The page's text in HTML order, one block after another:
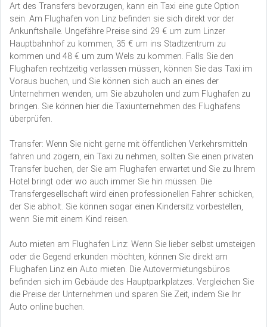
Art des Transfers bevorzugen, kann ein Taxi eine gute Option
sein. Am Flughafen von Linz befinden sie sich direkt vor der
Ankunftshalle. Ungefähre Preise sind 29 € um zum Linzer
Hauptbahnhof zu kommen, 35 € um ins Stadtzentrum zu
kommen und 48 € um zum Wels zu kommen. Falls Sie den
Flughafen rechtzeitig verlassen müssen, können Sie das Taxi im
Voraus buchen, und Sie können sich auch an eines der
Unternehmen wenden, um Sie abzuholen und zum Flughafen zu
bringen. Sie können hier die Taxiunternehmen des Flughafens
überprüfen.
Transfer: Wenn Sie nicht gerne mit öffentlichen Verkehrsmitteln
fahren und zögern, ein Taxi zu nehmen, sollten Sie einen privaten
Transfer buchen, der Sie am Flughafen erwartet und Sie zu Ihrem
Hotel bringt oder wo auch immer Sie hin müssen. Die
Transfergesellschaft wird einen professionellen Fahrer schicken,
der Sie abholt. Sie können sogar einen Kindersitz vorbestellen,
wenn Sie mit einem Kind reisen.
Auto mieten am Flughafen Linz: Wenn Sie lieber selbst umsteigen
oder die Gegend erkunden möchten, können Sie direkt am
Flughafen Linz ein Auto mieten. Die Autovermietungsbüros
befinden sich im Gebäude des Hauptparkplatzes. Vergleichen Sie
die Preise der Unternehmen und sparen Sie Zeit, indem Sie Ihr
Auto online buchen.